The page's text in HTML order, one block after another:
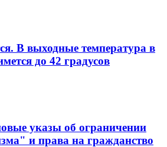
В выходные температура в
до 42 градусов
указы об ограничении
и права на гражданство